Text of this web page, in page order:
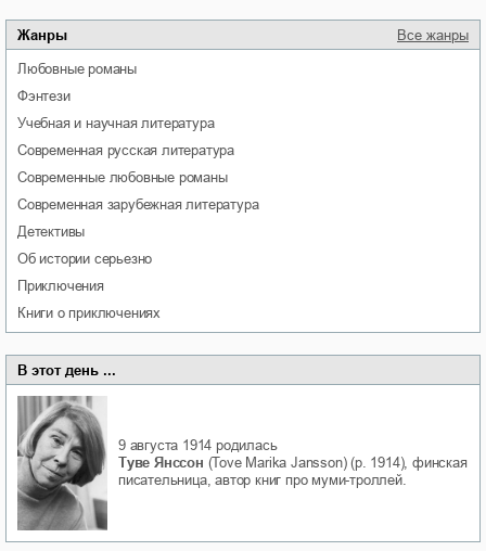
Жанры Все жанры
любовные романы
фэнтези
учебная и научная литература
современная русская литература
современные любовные романы
современная зарубежная литература
детективы
об истории серьезно
приключения
книги о приключениях
В этот день ...
9 августа 1914 родилась
Туве Янссон (Tove Marika Jansson) (р. 1914), финская
писательница, автор книг про муми-троллей.